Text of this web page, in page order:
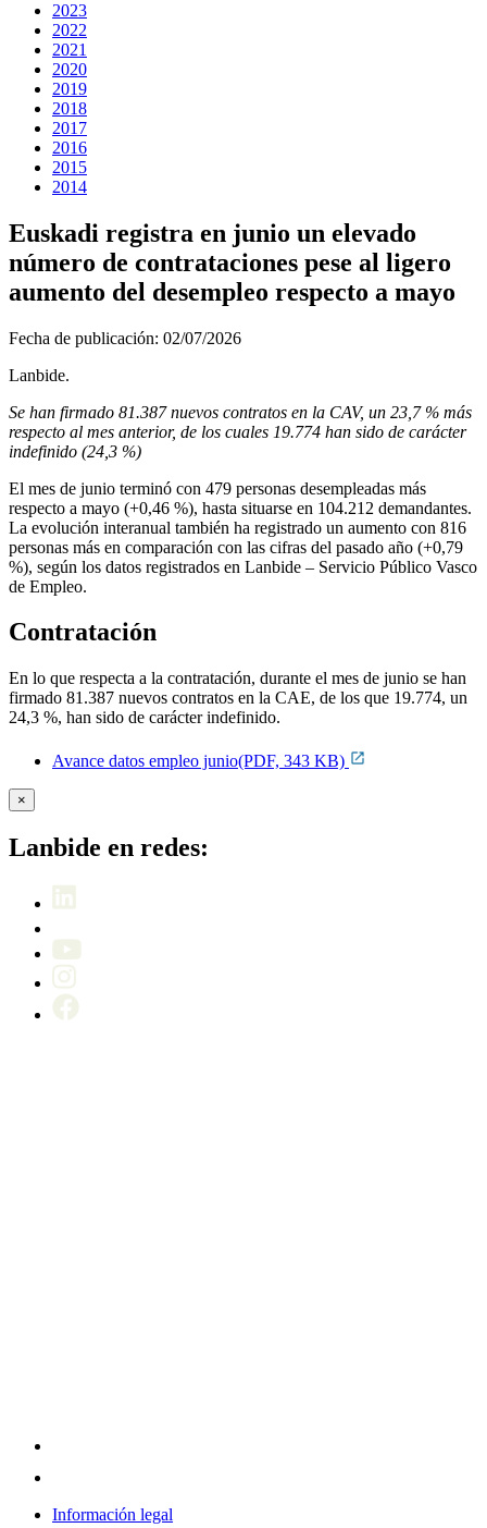
2023
2022
2021
2020
2019
2018
2017
2016
2015
2014
Euskadi registra en junio un elevado
número de contrataciones pese al ligero
aumento del desempleo respecto a mayo
Fecha de publicación: 02/07/2026
Lanbide.
Se han firmado 81.387 nuevos contratos en la CAV, un 23,7 % más
respecto al mes anterior, de los cuales 19.774 han sido de carácter
indefinido (24,3 %)
El mes de junio terminó con 479 personas desempleadas más
respecto a mayo (+0,46 %), hasta situarse en 104.212 demandantes.
La evolución interanual también ha registrado un aumento con 816
personas más en comparación con las cifras del pasado año (+0,79
%), según los datos registrados en Lanbide – Servicio Público Vasco
de Empleo.
Contratación
En lo que respecta a la contratación, durante el mes de junio se han
firmado 81.387 nuevos contratos en la CAE, de los que 19.774, un
24,3 %, han sido de carácter indefinido.
Avance datos empleo junio(PDF, 343 KB)
×
Lanbide en redes:
Información legal